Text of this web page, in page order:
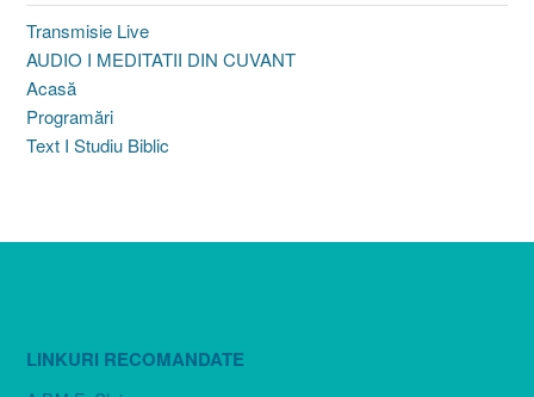
Transmisie Live
AUDIO I MEDITATII DIN CUVANT
Acasă
Programări
Text I Studiu Biblic
LINKURI RECOMANDATE